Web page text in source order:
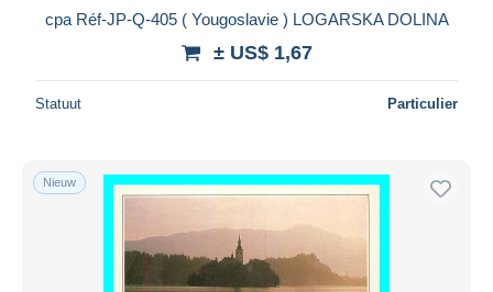
cpa Réf-JP-Q-405 ( Yougoslavie ) LOGARSKA DOLINA
± US$ 1,67
Statuut Particulier
Nieuw